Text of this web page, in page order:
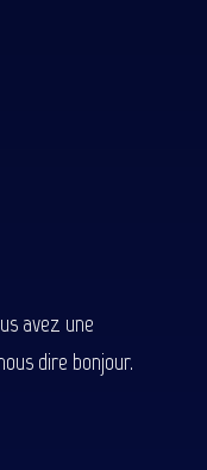
avez une
dire bonjour.